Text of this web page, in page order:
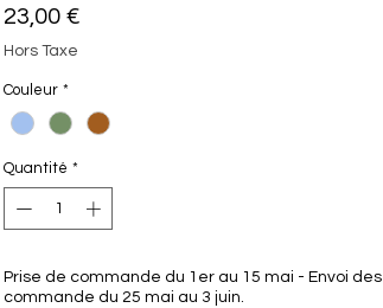
23,00 €Prix
Hors Taxe
Couleur *
Quantité *
Prise de commande du 1er au 15 mai - Envoi des
commande du 25 mai au 3 juin.